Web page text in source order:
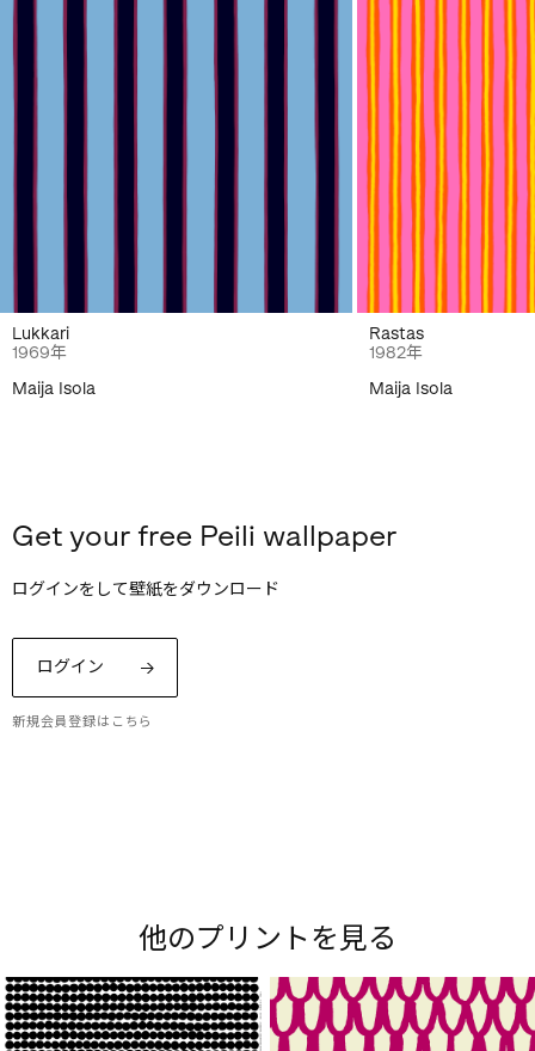
Lukkari
1969年
Maija Isola
Rastas
1982年
Maija Isola
Get your free Peili wallpaper
ログインをして壁紙をダウンロード
ログイン
新規会員登録はこちら
つわるストーリーをお楽しみください。
Explore all prints
他のプリントを見る